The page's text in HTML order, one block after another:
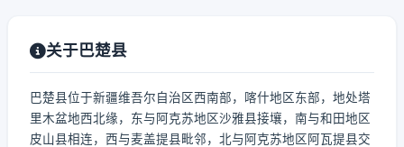
关于巴楚县
巴楚县位于新疆维吾尔自治区西南部，喀什地区东部，地处塔
里木盆地西北缘，东与阿克苏地区沙雅县接壤，南与和田地区
皮山县相连，西与麦盖提县毗邻，北与阿克苏地区阿瓦提县交